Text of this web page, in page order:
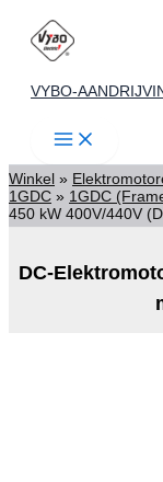
naar
VYBO-
Winkel »
1GDC » 1GDC
450 kW 400V/440V
DC-